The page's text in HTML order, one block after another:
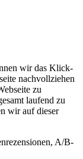
wir das Klick-
nachvollziehen
zu
laufend zu
wir auf dieser
A/B-